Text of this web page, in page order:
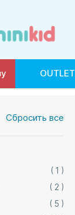
OUTLET
Сбросить все
( 1 )
( 2 )
( 5 )